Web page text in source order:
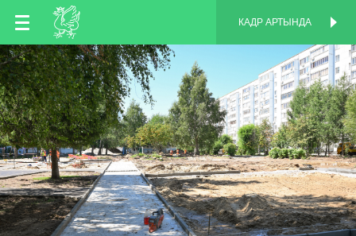
TT
EN
RU
КАДР АРТЫНДА
КАДР АРТЫНДА